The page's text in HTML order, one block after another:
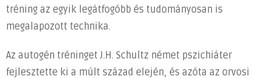
a
stressz
és
a
tréning az egyik legátfogóbb és tudományosan is
megalapozott technika.
Az autogén tréninget J.H. Schultz német pszichiáter
fejlesztette ki a múlt század elején, és azóta az orvosi